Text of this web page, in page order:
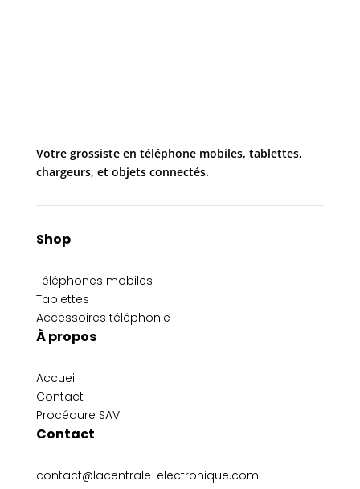
Votre grossiste en téléphone mobiles, tablettes,
chargeurs, et objets connectés.
Shop
Téléphones mobiles
Tablettes
Accessoires téléphonie
À propos
Accueil
Contact
Procédure SAV
Contact
contact@lacentrale-electronique.com